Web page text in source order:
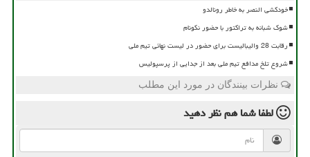
خودکشی النصر به خاطر رونالدو
شوک شبانه به تراکتور با حضور نکونام
رقابت 28 والیبالیست برای حضور در لیست نهائی تیم ملی
شروع تلخ مدافع تیم ملی بعد از جدایی از پرسپولیس
نظرات بینندگان در مورد این مطلب
لطفا شما همنظر دهید